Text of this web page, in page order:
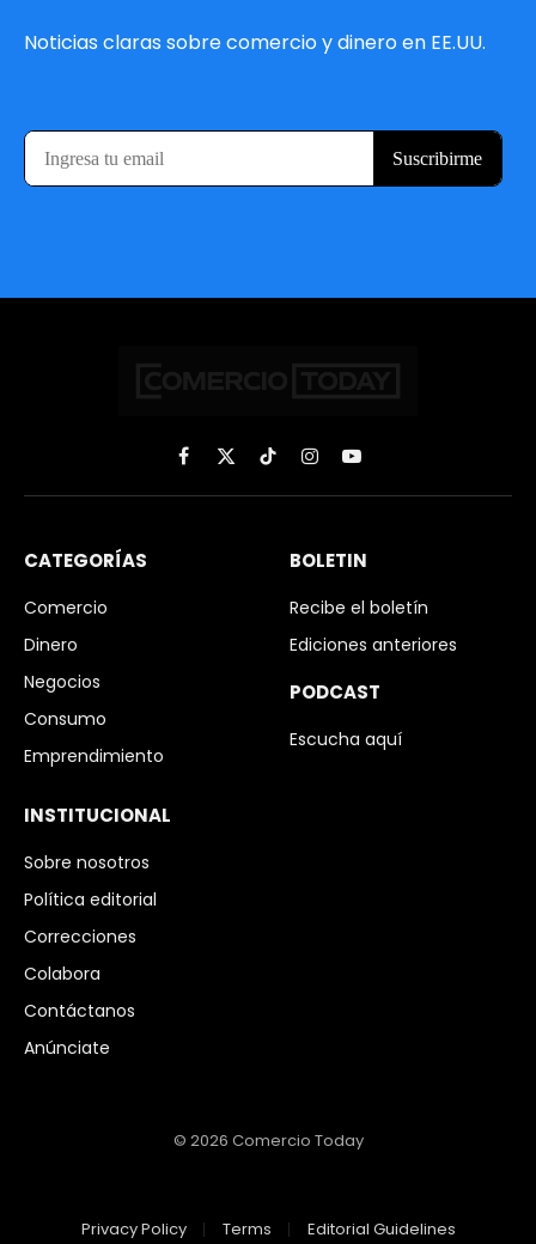
Noticias claras sobre comercio y dinero en EE.UU.
Facebook
X
(Twitter)
TikTokInstagramYouTube
CATEGORÍAS
Comercio
Dinero
Negocios
Consumo
Emprendimiento
BOLETIN
Recibe el boletín
Ediciones anteriores
PODCAST
Escucha aquí
INSTITUCIONAL
Sobre nosotros
Política editorial
Correcciones
Colabora
Contáctanos
Anúnciate
© 2026 Comercio Today
Privacy Policy Terms Editorial Guidelines